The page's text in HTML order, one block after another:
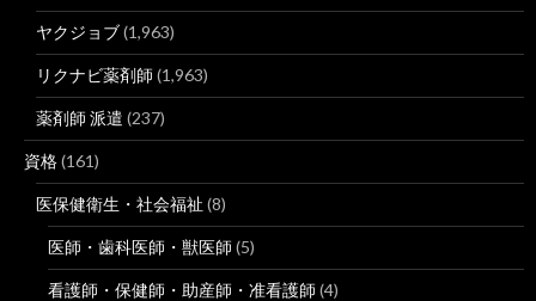
ヤクジョブ(1,963)
リクナビ薬剤師 (1,963)
薬剤師 派遣 (237)
資格(161)
医保健衛生・社会福祉 (8)
医師・歯科医師・獣医師 (5)
看護師・保健師・助産師・准看護師 (4)